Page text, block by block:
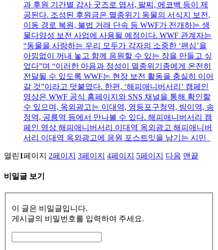
과 후원 기간별 감사 굿즈로 엽서, 팔찌, 에코백 등이 제
공된다. 조성된 후원금은 멸종위기 동물의 서식지 보전,
이동 경로 복원, 불법 거래 단속 등 WWF가 전개하는 생
물다양성 보전 사업에 사용될 예정이다. WWF 관계자는
“동물을 사랑하는 우리 모두가 각자의 소중한 ‘팬심’을
아낌없이 꺼내 놓고 함께 응원할 수 있는 장을 만들고 싶
었다”며 “이러한 마음과 정성이 멸종위기종에게 온전히
전달될 수 있도록 WWF는 현장 보전 활동을 충실히 이어
갈 것”이라고 덧붙였다. 한편, ‘해피애니버서리’ 캠페인
영상은 WWF 공식 홈페이지와 SNS 채널을 통해 확인할
수 있으며, 옥외광고는 이대역, 영등포구청역, 방이역, 송
정역, 공릉역 등에서 만나볼 수 있다. 해피애니버서리 캠
페인 영상 해피애니버서리 이대역 옥외광고 해피애니버
서리 이대역 옥외광고에 응원 포스트잇을 남기는 시민
열린1페이지 2페이지 3페이지 4페이지 5페이지 다음 맨끝
비밀글 보기
이 글은 비밀글입니다.
게시글의 비밀번호를 입력하여 주세요.